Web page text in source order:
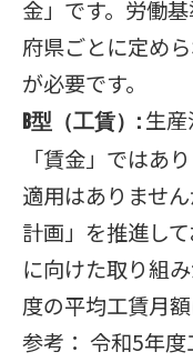
金」です。労働
府県ごとに定め
が必要です。
B型（工賃）: 生産
「賃金」ではあ
適用はありませ
計画」を推進し
に向けた取り組
度の平均工賃月
参考： 令和5年